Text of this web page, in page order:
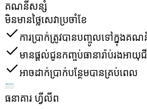
គណនី​សន្សំ
មិនមានថ្លៃសេវាប្រចាំខែ
ការប្រាក់ត្រូវបានបញ្ចូលទៅក្នុងគណនី
មានផ្តល់ជូនកញ្ចប់ធានារ៉ាប់រងអាយុ
អាចដាក់ប្រាក់បន្ថែមបានគ្រប់ពេល
ធនាគារ ហ្វីលីព